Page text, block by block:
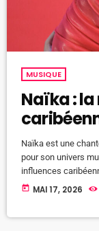
MUSIQUE
Naïka :
Naïka est une
pour son univers
influences
multiculturelle, elle
today MAI 17, 2026